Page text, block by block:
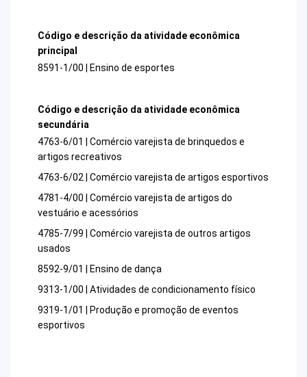
Código e descrição da atividade econômica
principal
8591-1/00 | Ensino de esportes
Código e descrição da atividade econômica
secundária
4763-6/01 | Comércio varejista de brinquedos e
artigos recreativos
4763-6/02 | Comércio varejista de artigos esportivos
4781-4/00 | Comércio varejista de artigos do
vestuário e acessórios
4785-7/99 | Comércio varejista de outros artigos
usados
8592-9/01 | Ensino de dança
9313-1/00 | Atividades de condicionamento físico
9319-1/01 | Produção e promoção de eventos
esportivos